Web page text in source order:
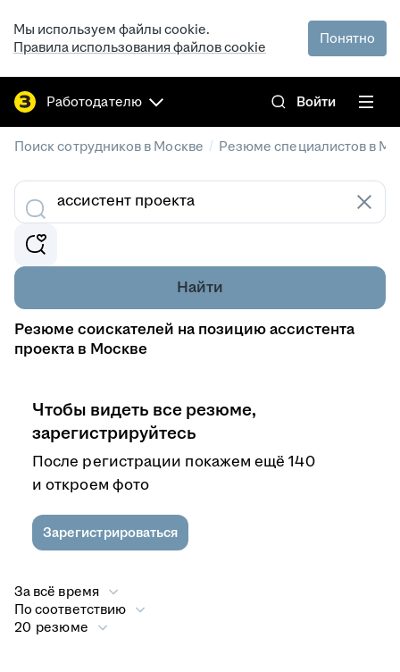
Мы используем файлы cookie.
Правила использования файлов cookie
Понятно
Работодателю Войти
Поиск сотрудников в Москве / Резюме специалистов в
Найти
Резюме соискателей на позицию ассистента
проекта в Москве
Чтобы видеть все резюме,
зарегистрируйтесь
После регистрации покажем ещё 140
и откроем фото
Зарегистрироваться
За всё время
По соответствию
20 резюме